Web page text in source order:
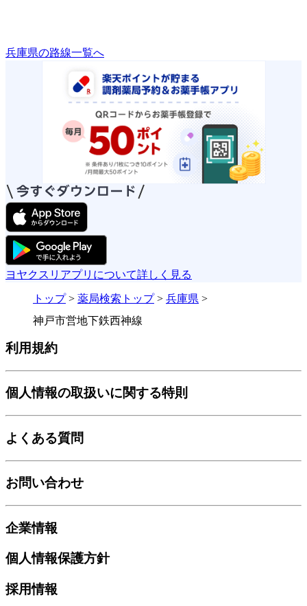
兵庫県の路線一覧へ
ヨヤクスリアプリについて詳しく見る
トップ> 薬局検索トップ> 兵庫県 >
神戸市営地下鉄西神線
利用規約
個人情報の取扱いに関する特則
よくある質問
お問い合わせ
企業情報
個人情報保護方針
採用情報